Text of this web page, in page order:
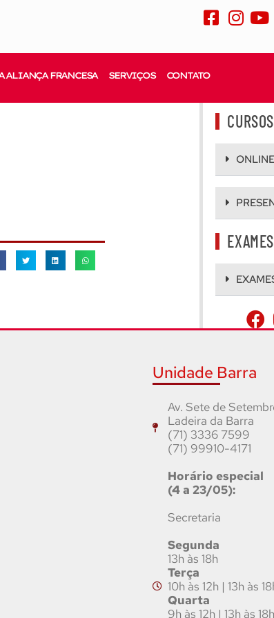
ALIANÇA FRANCESA SERVIÇOS CONTATO
Unidade Barra
Av. Sete de
Ladeira da Barra
(71) 3336 7599
(71) 99910-4171
Horário especial
(4 a 23/05):
Secretaria
Segunda
13h às 18h
Terça
10h às 12h | 13h às
Quarta
9h às 12h | 13h às 18h